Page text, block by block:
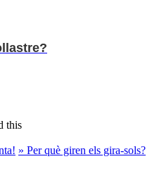
this
» Per què giren els gira-sols?